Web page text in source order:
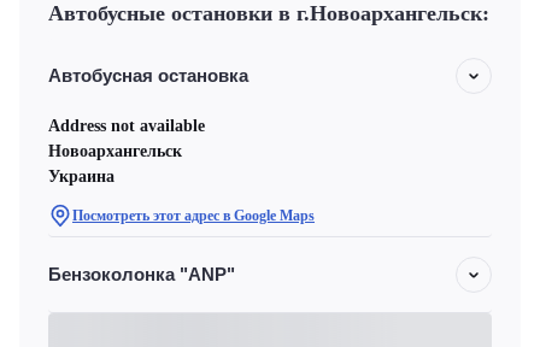
Автобусные остановки в г.Новоархангельск:
Автобусная остановка
Address not available
Новоархангельск
Украина
Посмотреть этот адрес в Google Maps
Бензоколонка "ANP"